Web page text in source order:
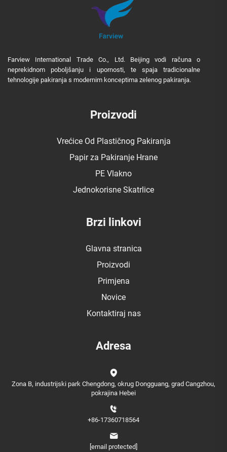
Farview International Trade Co., Ltd. Beijing vodi računa o
neprekidnom poboljšanju i upornosti, te spaja tradicionalne
tehnologije pakiranja s modernim konceptima zelenog pakiranja.
Proizvodi
Vrećice Od Plastičnog Pakiranja
Papir za Pakiranje Hrane
PE Vlakno
Jednokorisne Skatrlice
Brzi linkovi
Glavna stranica
Proizvodi
Primjena
Novice
Kontaktiraj nas
Adresa
Zona B, industrijski park Chengdong, okrug Dongguang, grad Cangzhou,
pokrajina Hebei
+86-17360718564
[email protected]